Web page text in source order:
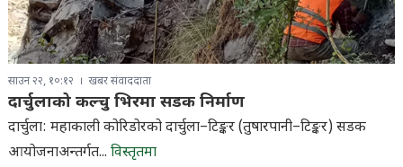
साउन २२, १०:१२ खबर संवाददाता
दार्चुलाको कल्चु भिरमा सडक निर्माण
दार्चुला: महाकाली कोरिडोरको दार्चुला–टिङ्कर (तुषारपानी–टिङ्कर) सडक
आयोजनाअन्तर्गत... विस्तृतमा